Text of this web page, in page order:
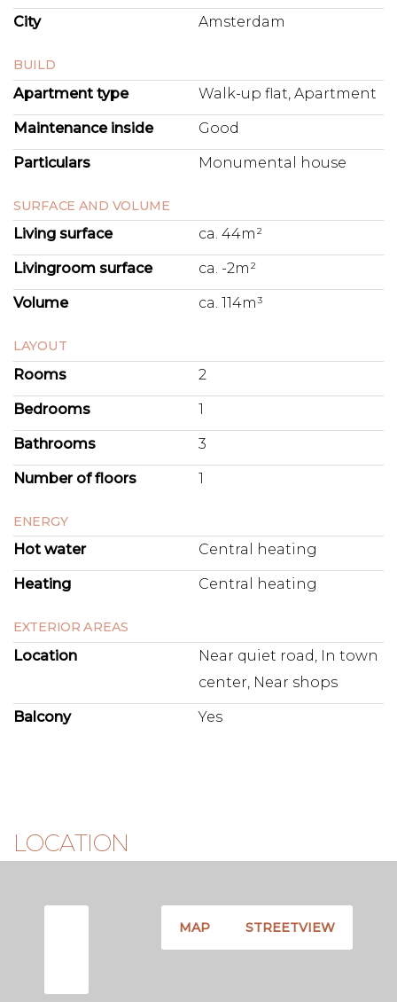
uitvalswegen. Op loopafstand van Amsterdam Centraal
Station (trein, bus, metro en tram) en de Ringweg A10 is op
Heintunnel (S114).
BIJZONDERHEDEN
- Eigen grond, dus geen erfpacht!;
- VvE-bijdrage is € 57,11- per maand;
- Levering in overleg, kan snel;
- Perfect ingedeeld, geen vierkante meter verspild!;
- Niet zelfbewoningsclausule en ouderdomsclausule van
toepassing.
City Amsterdam
BUILD
Apartment type Walk-up flat, Apartment
Maintenance inside Good
Particulars Monumental house
SURFACE AND VOLUME
Living surface ca. 44m²
Livingroom surface ca. -2m²
Volume ca. 114m³
LAYOUT
Rooms 2
Bedrooms 1
Bathrooms 3
Number of floors 1
ENERGY
Hot water Central heating
Heating Central heating
EXTERIOR AREAS
Location
Near quiet road, In town
center, Near shops
Balcony Yes
LOCATION
MAP STREETVIEW